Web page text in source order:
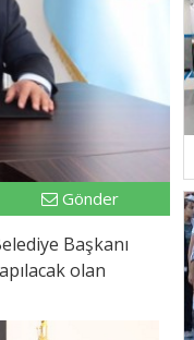
Gönder
Başkanı
olan